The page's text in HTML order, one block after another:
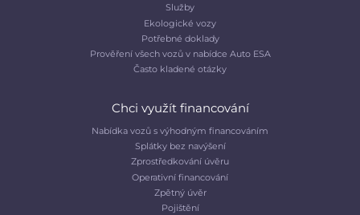
Služby
Ekologické vozy
Potřebné doklady
Prověření všech vozů v nabídce Auto ESA
Často kladené otázky
Chci využít financování
Nabídka vozů s výhodným financováním
Splátky bez navýšení
Zprostředkování úvěru
Operativní financování
Zpětný úvěr
Pojištění